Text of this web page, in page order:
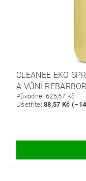
CLEANEE EKO
A VŮNÍ
Původně: 625,57 Kč
Ušetříte:88,57 Kč